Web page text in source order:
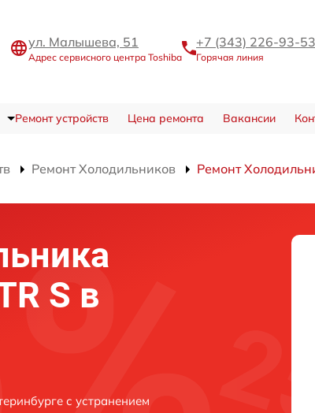
ул. Малышева, 51
Адрес сервисного центра Toshiba
+7 (343) 226-93-53
Горячая линия
Ремонт устройств Цена ремонта Вакансии
Ремонт Холодильников Ремонт
S в
с устранением